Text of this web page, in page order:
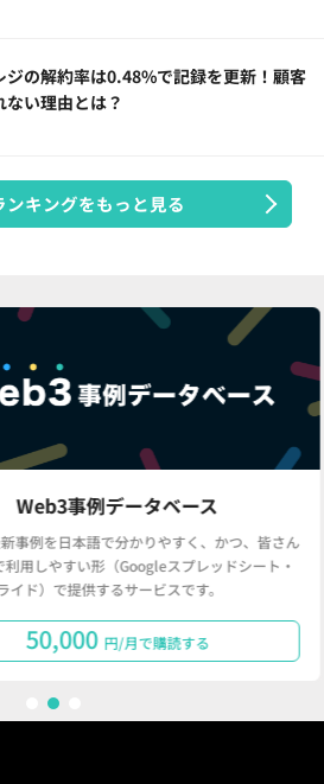
ジの解約率は0.48%で記録を更新！顧客
ない理由とは？
ンキングをもっと見る
事例データベース
日本語で分かりやすく、かつ、皆さん
すい形（Googleスプレッドシート・
提供するサービスです。
円/月で購読する